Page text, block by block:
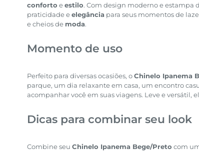
conforto eestilo. Com design moderno e estampa
praticidade eelegância para seus momentos de
e cheios de moda.
Momento de uso
Perfeito para diversas ocasiões, oChinelo Ipanema
parque, um dia relaxante em casa, um encontro
acompanhar você em suas viagens. Leve e versátil,
Dicas para combinar seu look
Combine seu Chinelo Ipanema Bege/Preto com